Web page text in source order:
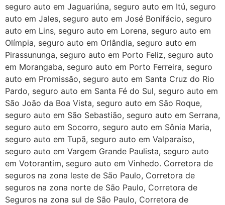
seguro auto em Jaguariúna, seguro auto em Itú, seguro
auto em Jales, seguro auto em José Bonifácio, seguro
auto em Lins, seguro auto em Lorena, seguro auto em
Olímpia, seguro auto em Orlândia, seguro auto em
Pirassununga, seguro auto em Porto Feliz, seguro auto
em Morangaba, seguro auto em Porto Ferreira, seguro
auto em Promissão, seguro auto em Santa Cruz do Rio
Pardo, seguro auto em Santa Fé do Sul, seguro auto em
São João da Boa Vista, seguro auto em São Roque,
seguro auto em São Sebastião, seguro auto em Serrana,
seguro auto em Socorro, seguro auto em Sônia Maria,
seguro auto em Tupã, seguro auto em Valparaíso,
seguro auto em Vargem Grande Paulista, seguro auto
em Votorantim, seguro auto em Vinhedo. Corretora de
seguros na zona leste de São Paulo, Corretora de
seguros na zona norte de São Paulo, Corretora de
Seguros na zona sul de São Paulo, Corretora de